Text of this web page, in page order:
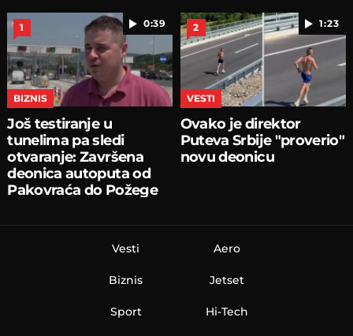
0:39
1
BIZNIS
Još testiranje u
tunelima pa sledi
otvaranje: Završena
deonica autoputa od
Pakovraća do Požege
1:23
2
VESTI
Ovako je direktor
Puteva Srbije "proverio"
novu deonicu
Vesti
Biznis
Sport
Aero
Jetset
Hi-Tech